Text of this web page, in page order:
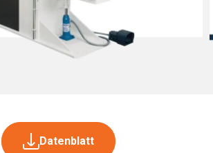
Datenblatt